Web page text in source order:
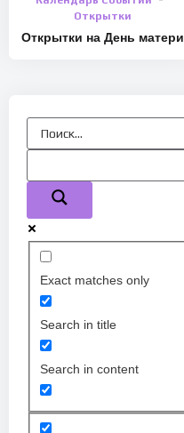
Открытки
Открытки на День матери
Exact matches only
Search in title
Search in content